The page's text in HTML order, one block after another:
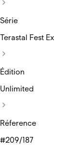
Série
Terastal Fest Ex
Édition
Unlimited
Réference
#209/187